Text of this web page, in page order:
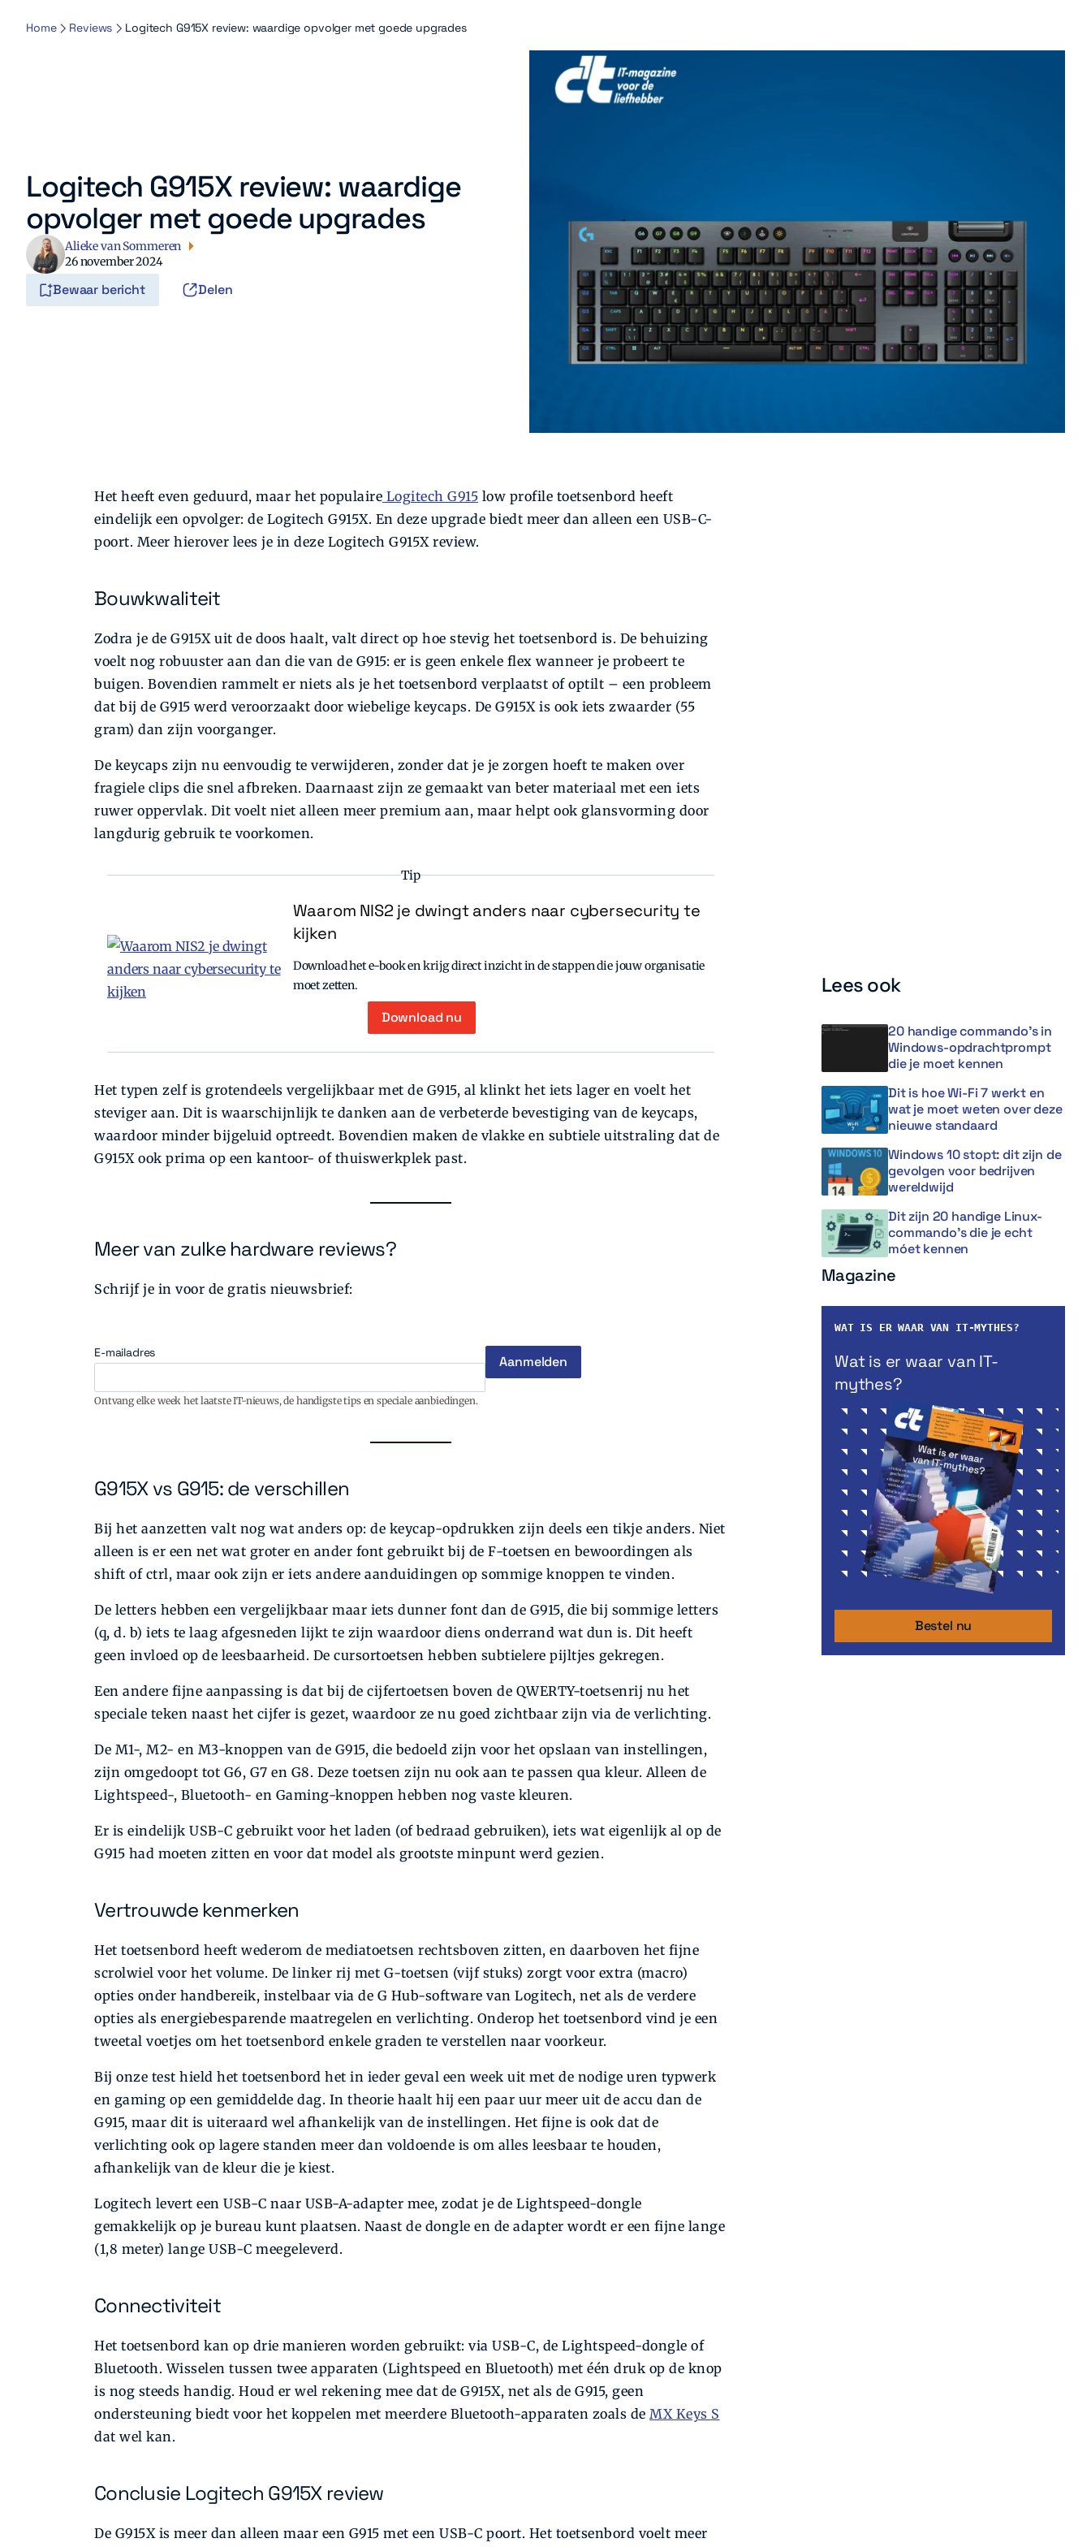
Home Reviews Logitech G915X review: waardige opvolger met goede upgrades
Logitech G915X review: waardige
opvolger met goede upgrades
Alieke van Sommeren
26 november 2024
Bewaar bericht Delen
Het heeft even geduurd, maar het populaire Logitech G915 low profile toetsenbord heeft
eindelijk een opvolger: de Logitech G915X. En deze upgrade biedt meer dan alleen een USB-C-
poort. Meer hierover lees je in deze Logitech G915X review.
Bouwkwaliteit
Zodra je de G915X uit de doos haalt, valt direct op hoe stevig het toetsenbord is. De behuizing
voelt nog robuuster aan dan die van de G915: er is geen enkele flex wanneer je probeert te
buigen. Bovendien rammelt er niets als je het toetsenbord verplaatst of optilt – een probleem
dat bij de G915 werd veroorzaakt door wiebelige keycaps. De G915X is ook iets zwaarder (55
gram) dan zijn voorganger.
De keycaps zijn nu eenvoudig te verwijderen, zonder dat je je zorgen hoeft te maken over
fragiele clips die snel afbreken. Daarnaast zijn ze gemaakt van beter materiaal met een iets
ruwer oppervlak. Dit voelt niet alleen meer premium aan, maar helpt ook glansvorming door
langdurig gebruik te voorkomen.
Tip
Waarom NIS2 je dwingt anders naar cybersecurity te
kijken
Download het e-book en krijg direct inzicht in de stappen die jouw organisatie
moet zetten.
Download nu
Het typen zelf is grotendeels vergelijkbaar met de G915, al klinkt het iets lager en voelt het
steviger aan. Dit is waarschijnlijk te danken aan de verbeterde bevestiging van de keycaps,
waardoor minder bijgeluid optreedt. Bovendien maken de vlakke en subtiele uitstraling dat de
G915X ook prima op een kantoor- of thuiswerkplek past.
Meer van zulke hardware reviews?
Schrijf je in voor de gratis nieuwsbrief:
E-mailadres
Ontvang elke week het laatste IT-nieuws, de handigste tips en speciale aanbiedingen.
G915X vs G915: de verschillen
Bij het aanzetten valt nog wat anders op: de keycap-opdrukken zijn deels een tikje anders. Niet
alleen is er een net wat groter en ander font gebruikt bij de F-toetsen en bewoordingen als
shift of ctrl, maar ook zijn er iets andere aanduidingen op sommige knoppen te vinden.
De letters hebben een vergelijkbaar maar iets dunner font dan de G915, die bij sommige letters
(q, d. b) iets te laag afgesneden lijkt te zijn waardoor diens onderrand wat dun is. Dit heeft
geen invloed op de leesbaarheid. De cursortoetsen hebben subtielere pijltjes gekregen.
Een andere fijne aanpassing is dat bij de cijfertoetsen boven de QWERTY-toetsenrij nu het
speciale teken naast het cijfer is gezet, waardoor ze nu goed zichtbaar zijn via de verlichting.
De M1-, M2- en M3-knoppen van de G915, die bedoeld zijn voor het opslaan van instellingen,
zijn omgedoopt tot G6, G7 en G8. Deze toetsen zijn nu ook aan te passen qua kleur. Alleen de
Lightspeed-, Bluetooth- en Gaming-knoppen hebben nog vaste kleuren.
Er is eindelijk USB-C gebruikt voor het laden (of bedraad gebruiken), iets wat eigenlijk al op de
G915 had moeten zitten en voor dat model als grootste minpunt werd gezien.
Vertrouwde kenmerken
Het toetsenbord heeft wederom de mediatoetsen rechtsboven zitten, en daarboven het fijne
scrolwiel voor het volume. De linker rij met G-toetsen (vijf stuks) zorgt voor extra (macro)
opties onder handbereik, instelbaar via de G Hub-software van Logitech, net als de verdere
opties als energiebesparende maatregelen en verlichting. Onderop het toetsenbord vind je een
tweetal voetjes om het toetsenbord enkele graden te verstellen naar voorkeur.
Bij onze test hield het toetsenbord het in ieder geval een week uit met de nodige uren typwerk
en gaming op een gemiddelde dag. In theorie haalt hij een paar uur meer uit de accu dan de
G915, maar dit is uiteraard wel afhankelijk van de instellingen. Het fijne is ook dat de
verlichting ook op lagere standen meer dan voldoende is om alles leesbaar te houden,
afhankelijk van de kleur die je kiest.
Logitech levert een USB-C naar USB-A-adapter mee, zodat je de Lightspeed-dongle
gemakkelijk op je bureau kunt plaatsen. Naast de dongle en de adapter wordt er een fijne lange
(1,8 meter) lange USB-C meegeleverd.
Connectiviteit
Het toetsenbord kan op drie manieren worden gebruikt: via USB-C, de Lightspeed-dongle of
Bluetooth. Wisselen tussen twee apparaten (Lightspeed en Bluetooth) met één druk op de knop
is nog steeds handig. Houd er wel rekening mee dat de G915X, net als de G915, geen
ondersteuning biedt voor het koppelen met meerdere Bluetooth-apparaten zoals de MX Keys S
dat wel kan.
Conclusie Logitech G915X review
De G915X is meer dan alleen maar een G915 met een USB-C poort. Het toetsenbord voelt meer
Lees ook
20 handige commando’s in
Windows-opdrachtprompt
die je moet kennen
Dit is hoe Wi-Fi 7 werkt en
wat je moet weten over deze
nieuwe standaard
Windows 10 stopt: dit zijn de
gevolgen voor bedrijven
wereldwijd
Dit zijn 20 handige Linux-
commando’s die je echt
móet kennen
Magazine
WAT IS ER WAAR VAN IT-MYTHES?
Wat is er waar van IT-
mythes?
Bestel nu